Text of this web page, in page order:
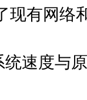
现有网络
统速度与